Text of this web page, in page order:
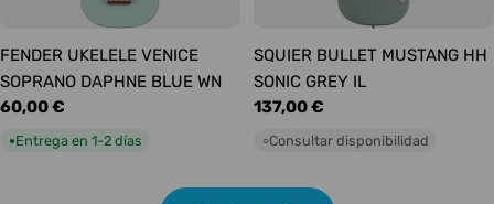
FENDER UKELELE VENICE
SOPRANO DAPHNE BLUE WN
Precio
habitual
60,00 €
●Entrega en 1-2 días
SQUIER BULLET MUSTANG HH
SONIC GREY IL
Precio
habitual
137,00 €
○Consultar disponibilidad